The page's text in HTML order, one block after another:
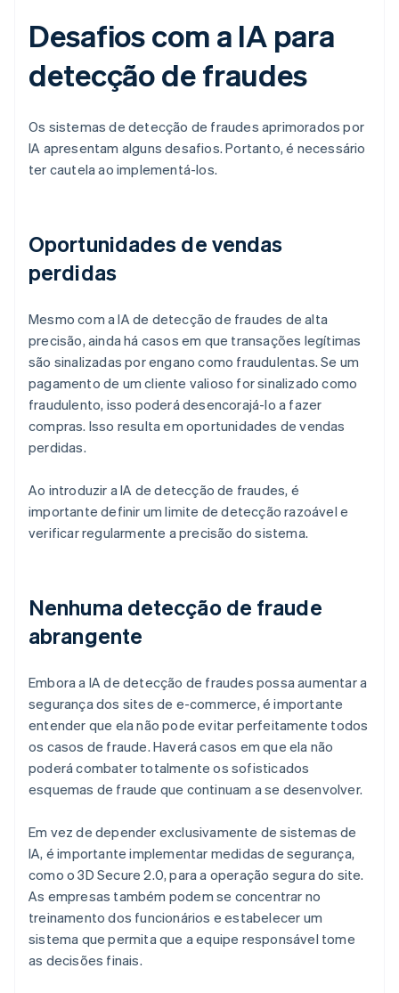
Desafios com a IA para
detecção de fraudes
Os sistemas de detecção de fraudes aprimorados por
IA apresentam alguns desafios. Portanto, é necessário
ter cautela ao implementá-los.
Oportunidades de vendas
perdidas
Mesmo com a IA de detecção de fraudes de alta
precisão, ainda há casos em que transações legítimas
são sinalizadas por engano como fraudulentas. Se um
pagamento de um cliente valioso for sinalizado como
fraudulento, isso poderá desencorajá-lo a fazer
compras. Isso resulta em oportunidades de vendas
perdidas.
Ao introduzir a IA de detecção de fraudes, é
importante definir um limite de detecção razoável e
verificar regularmente a precisão do sistema.
Nenhuma detecção de fraude
abrangente
Embora a IA de detecção de fraudes possa aumentar a
segurança dos sites de e-commerce, é importante
entender que ela não pode evitar perfeitamente todos
os casos de fraude. Haverá casos em que ela não
poderá combater totalmente os sofisticados
esquemas de fraude que continuam a se desenvolver.
Em vez de depender exclusivamente de sistemas de
IA, é importante implementar medidas de segurança,
como o 3D Secure 2.0, para a operação segura do site.
As empresas também podem se concentrar no
treinamento dos funcionários e estabelecer um
sistema que permita que a equipe responsável tome
as decisões finais.